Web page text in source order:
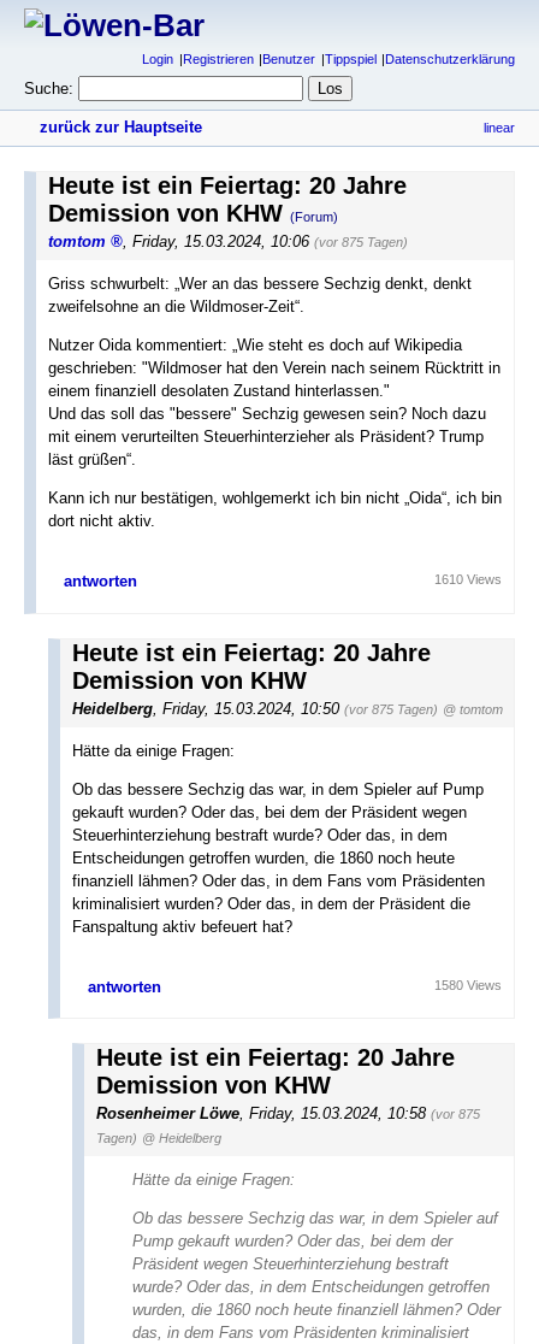
Login Registrieren Benutzer Tippspiel Datenschutzerklärung
Suche:
zurück zur Hauptseite linear
Heute ist ein Feiertag: 20 Jahre
Demission von KHW (Forum)
tomtom , Friday, 15.03.2024, 10:06 (vor 875 Tagen)
Griss schwurbelt: „Wer an das bessere Sechzig denkt, denkt
zweifelsohne an die Wildmoser-Zeit“.
Nutzer Oida kommentiert: „Wie steht es doch auf Wikipedia
geschrieben: "Wildmoser hat den Verein nach seinem Rücktritt in
einem finanziell desolaten Zustand hinterlassen."
Und das soll das "bessere" Sechzig gewesen sein? Noch dazu
mit einem verurteilten Steuerhinterzieher als Präsident? Trump
läst grüßen“.
Kann ich nur bestätigen, wohlgemerkt ich bin nicht „Oida“, ich bin
dort nicht aktiv.
antworten 1610 Views
Heute ist ein Feiertag: 20 Jahre
Demission von KHW
Heidelberg Friday, 15.03.2024, 10:50 (vor 875 Tagen) @ tomtom
Hätte da einige Fragen:
Ob das bessere Sechzig das war, in dem Spieler auf Pump
gekauft wurden? Oder das, bei dem der Präsident wegen
Steuerhinterziehung bestraft wurde? Oder das, in dem
Entscheidungen getroffen wurden, die 1860 noch heute
finanziell lähmen? Oder das, in dem Fans vom Präsidenten
kriminalisiert wurden? Oder das, in dem der Präsident die
Fanspaltung aktiv befeuert hat?
antworten 1580 Views
Heute ist ein Feiertag: 20 Jahre
Demission von KHW
Rosenheimer Löwe Friday, 15.03.2024, 10:58 (vor 875
Tagen) @ Heidelberg
Hätte da einige Fragen:
Ob das bessere Sechzig das war, in dem Spieler auf
Pump gekauft wurden? Oder das, bei dem der
Präsident wegen Steuerhinterziehung bestraft
wurde? Oder das, in dem Entscheidungen getroffen
wurden, die 1860 noch heute finanziell lähmen? Oder
das, in dem Fans vom Präsidenten kriminalisiert